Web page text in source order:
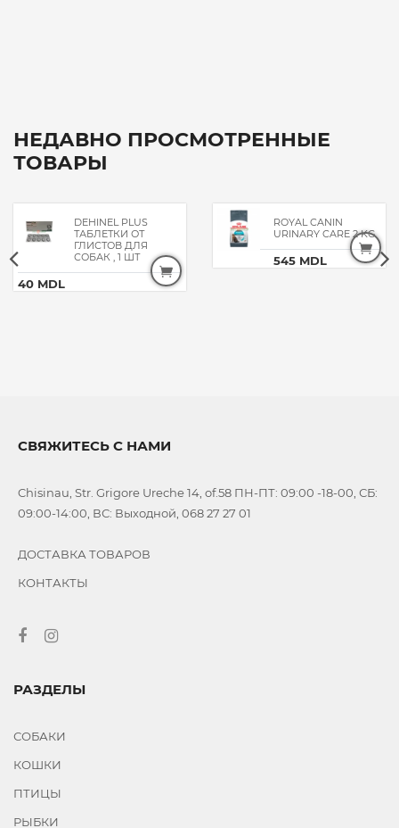
НЕДАВНО ПРОСМОТРЕННЫЕ
ТОВАРЫ
DEHINEL PLUS
ТАБЛЕТКИ ОТ
ГЛИСТОВ ДЛЯ
СОБАК , 1 ШТ
40 MDL
ROYAL CANIN
URINARY CARE 2 KG
545 MDL
СВЯЖИТЕСЬ С НАМИ
Chisinau, Str. Grigore Ureche 14, of.58 ПН-ПТ: 09:00 -18-00, СБ:
09:00-14:00, ВС: Выходной, 068 27 27 01
ДОСТАВКА ТОВАРОВ
КОНТАКТЫ
РАЗДЕЛЫ
СОБАКИ
КОШКИ
ПТИЦЫ
РЫБКИ